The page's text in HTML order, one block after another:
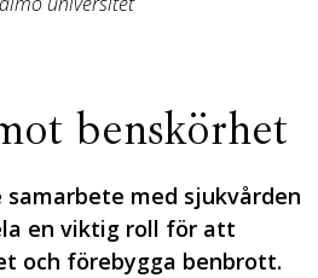
benskörhet
med sjukvården
en viktig roll för att
och förebygga benbrott.